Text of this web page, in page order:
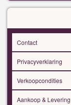
Contact
Privacyverklaring
Verkoopcondities
Aankoop & Levering